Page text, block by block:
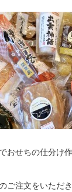
おせちの仕分け作
ご注文をいただ